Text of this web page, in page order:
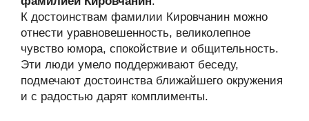
К достоинствам фамилии Кировчанин можно
отнести уравновешенность, великолепное
чувство юмора, спокойствие и общительность.
Эти люди умело поддерживают беседу,
подмечают достоинства ближайшего окружения
и с радостью дарят комплименты.